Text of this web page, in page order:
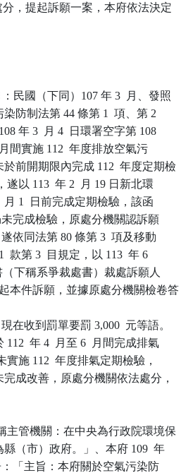
分，提起訴願一案，本府依法決定
民國（下同）107 年 3  月、發照
防制法第 44 條第 1  項、第 2
年 3  月 4  日環署空字第 108
間實施 112  年度排放空氣污
前開期限內完成 112  年度定期檢
以 113  年 2  月 19 日新北環
月 1  日前完成定期檢驗，該函
完成檢驗，原處分機關認訴願
依同法第 80 條第 3  項及移動
款第 3  目規定，以 113  年 6
（下稱系爭裁處書）裁處訴願人
本件訴願，並據原處分機關檢卷答
在收到罰單要罰 3,000  元等語。
年 4  月至 6  月間完成排氣
實施 112  年度排氣定期檢驗，
完成改善，原處分機關依法處分，
主管機關：在中央為行政院環境保
（市）政府。」、本府 109  年
：「主旨：本府關於空氣污染防